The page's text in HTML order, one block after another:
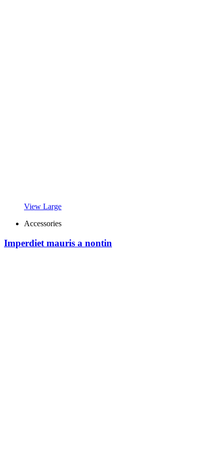
View Large
Accessories
Imperdiet mauris a nontin